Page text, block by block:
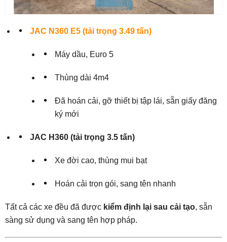
JAC N360 E5 (tải trọng 3.49 tấn)
Máy dầu, Euro 5
Thùng dài 4m4
Đã hoán cải, gỡ thiết bị tập lái, sẵn giấy đăng
ký mới
JAC H360 (tải trọng 3.5 tấn)
Xe đời cao, thùng mui bạt
Hoán cải trọn gói, sang tên nhanh
Tất cả các xe đều đã được kiểm định lại sau cải tạo, sẵn
sàng sử dụng và sang tên hợp pháp.